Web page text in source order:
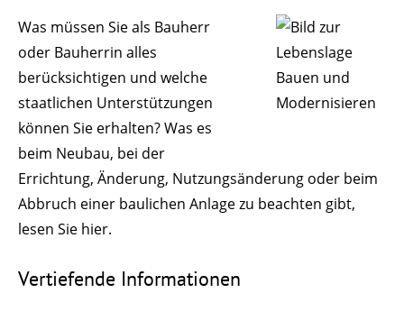
Was müssen Sie als Bauherr
oder Bauherrin alles
berücksichtigen und welche
staatlichen Unterstützungen
können Sie erhalten? Was es
beim Neubau, bei der
Errichtung, Änderung, Nutzungsänderung oder beim
Abbruch einer baulichen Anlage zu beachten gibt,
lesen Sie hier.
Vertiefende Informationen